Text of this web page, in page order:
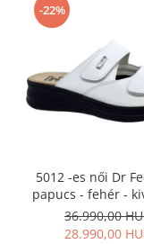
-22%
5012 -es női Dr
papucs - fehér -
talpbetét
36.990,00
28.990,00